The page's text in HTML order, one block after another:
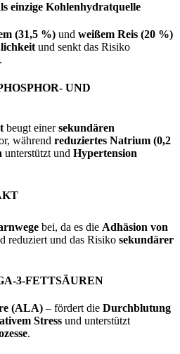
einzige Kohlenhydratquelle
(31,5 %) und weißem Reis (20 %)
und senkt das Risiko
.
UND
beugt einersekundären
während reduziertes Natrium (0,2
unterstützt und Hypertension
bei, da es die Adhäsion von
reduziert und das Risiko sekundärer
3-FETTSÄUREN
(ALA) – fördert die Durchblutung
Stress und unterstützt
.